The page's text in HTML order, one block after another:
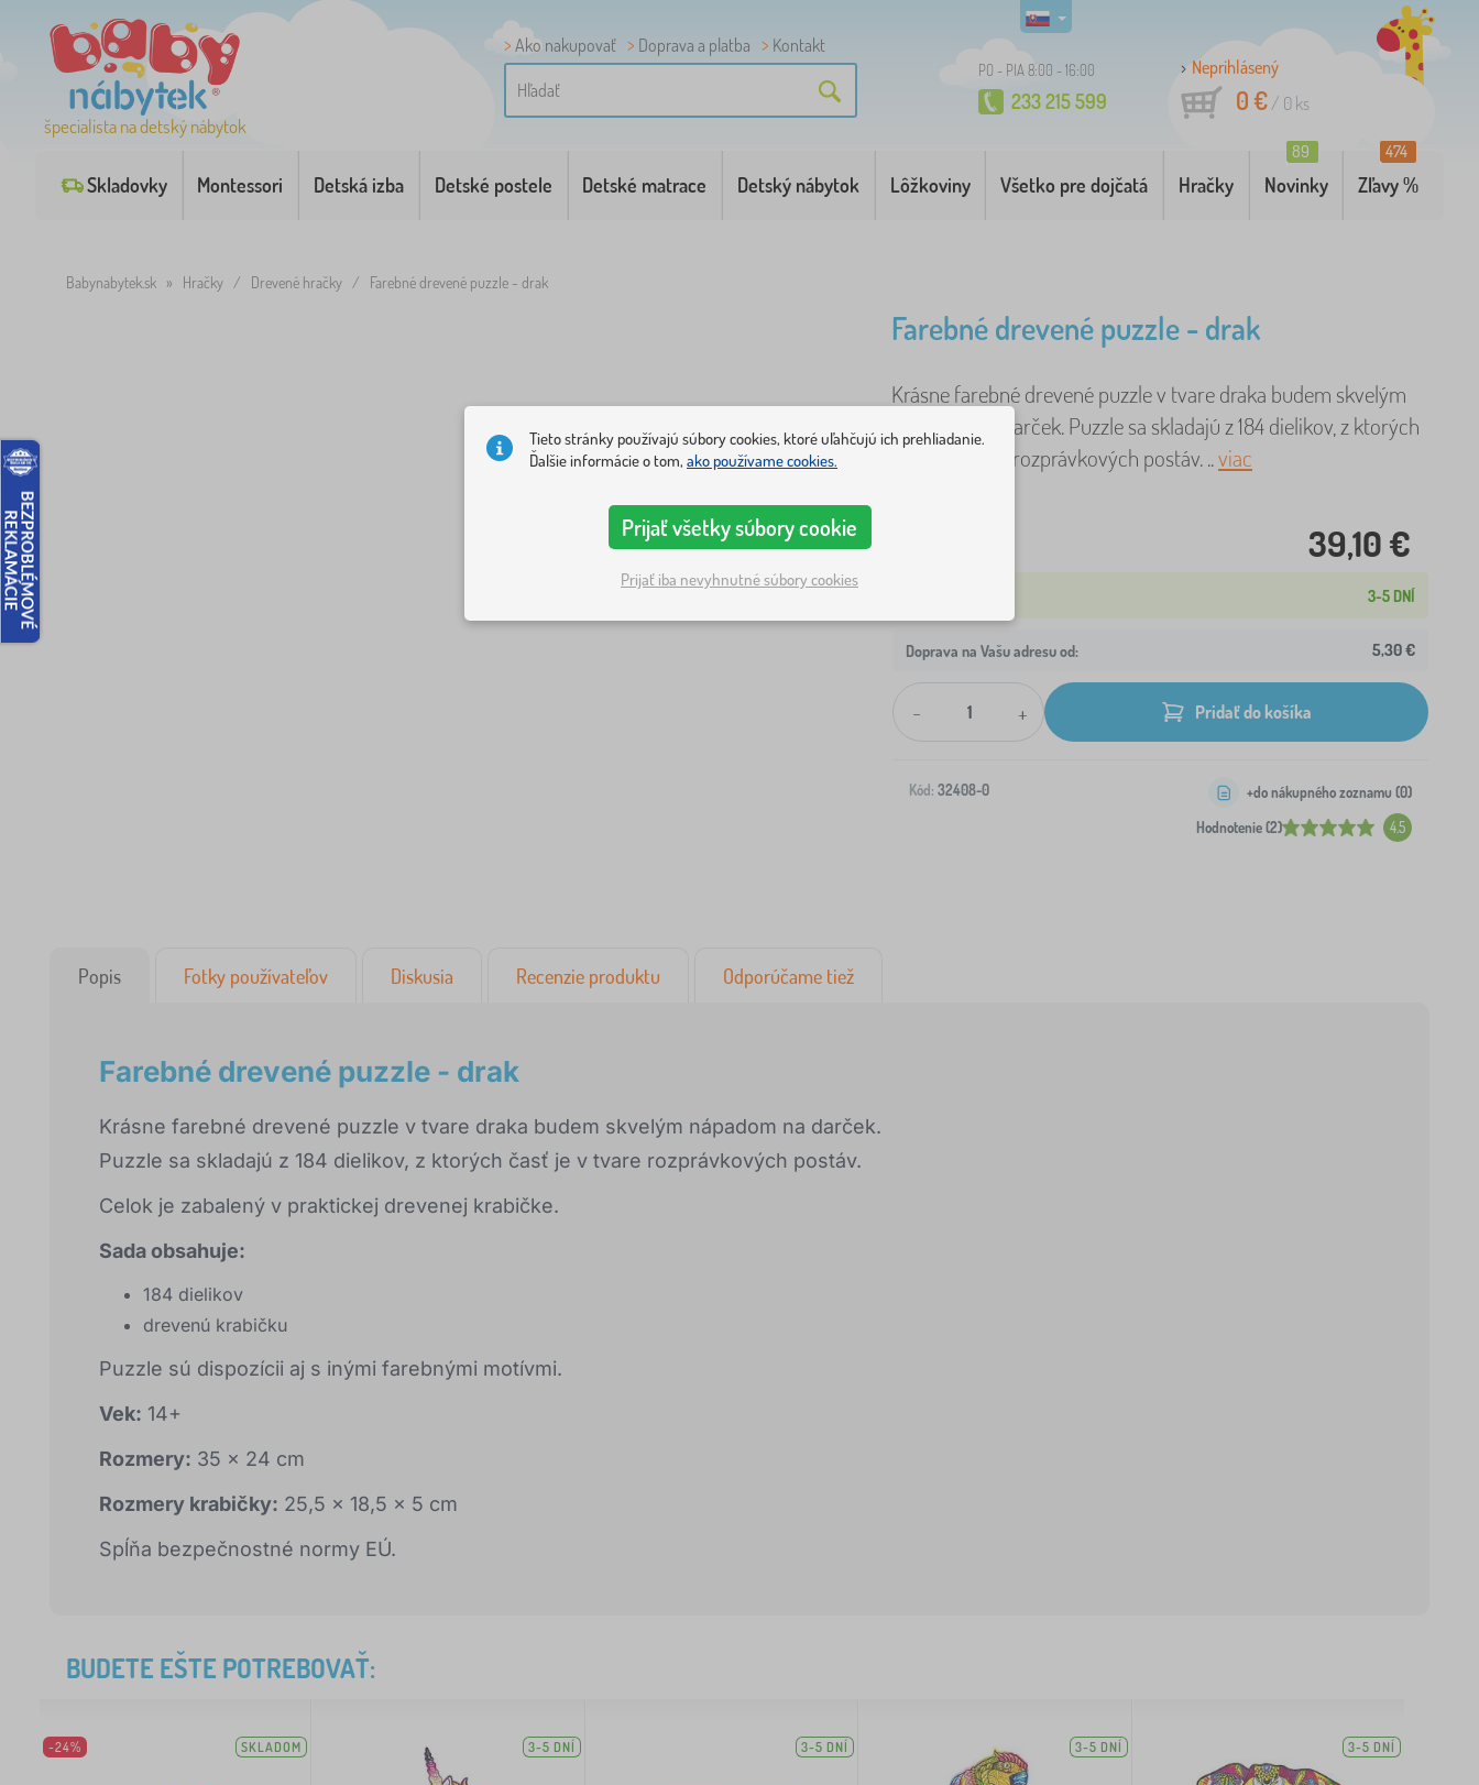
špecialista na detský nábytok
Ako nakupovať Doprava a platba Kontakt
PO - PIA 8:00 - 16:00
233 215 599
Neprihlásený
0 €/ 0 ks
Skladovky Montessori Detská izba Detské postele Detské matrace Detský nábytok Lôžkoviny Všetko pre dojčatá Hračky Novinky
89
Zľavy %
474
Babynabytek.sk » Hračky / Drevené hračky / Farebné drevené puzzle - drak
Farebné drevené puzzle - drak
Krásne farebné drevené puzzle v tvare draka budem skvelým
nápadom na darček. Puzzle sa skladajú z 184 dielikov, z ktorých
časť je v tvare rozprávkových postáv. ..viac
39,10 €
3-5 DNÍ
Doprava na Vašu adresu od: 5,30 €
- + Pridať do košíka
Kód: 32408-0
Hodnotenie (2) 4.5
+do nákupného zoznamu (0)
Popis Fotky používateľov Diskusia Recenzie produktu Odporúčame tiež
Farebné drevené puzzle - drak
Krásne farebné drevené puzzle v tvare draka budem skvelým nápadom na darček.
Puzzle sa skladajú z 184 dielikov, z ktorých časť je v tvare rozprávkových postáv.
Celok je zabalený v praktickej drevenej krabičke.
Sada obsahuje:
184 dielikov
drevenú krabičku
Puzzle sú dispozícii aj s inými farebnými motívmi.
Vek: 14+
Rozmery: 35 x 24 cm
Rozmery krabičky: 25,5 x 18,5 x 5 cm
Spĺňa bezpečnostné normy EÚ.
BUDETE EŠTE POTREBOVAŤ:
-24% SKLADOM 3-5 DNÍ 3-5 DNÍ 3-5 DNÍ 3-5 DNÍ
Tieto stránky používajú súbory cookies, ktoré uľahčujú ich prehliadanie.
Ďalšie informácie o tom, ako používame cookies.
Prijať všetky súbory cookie
Prijať iba nevyhnutné súbory cookies